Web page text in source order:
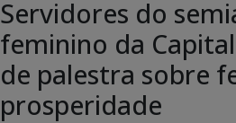
Servidores do
feminino da
de palestra sobre
prosperidade